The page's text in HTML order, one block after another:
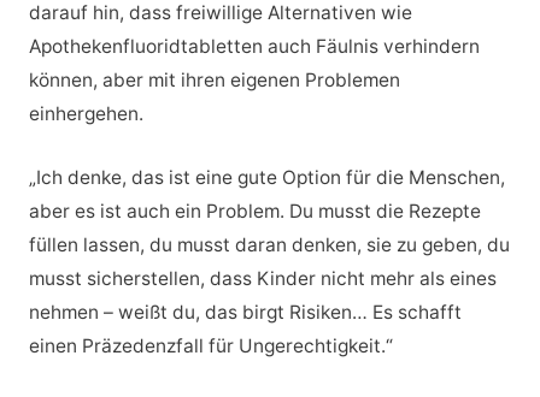
darauf hin, dass freiwillige Alternativen wie
Apothekenfluoridtabletten auch Fäulnis verhindern
können, aber mit ihren eigenen Problemen
einhergehen.
„Ich denke, das ist eine gute Option für die Menschen,
aber es ist auch ein Problem. Du musst die Rezepte
füllen lassen, du musst daran denken, sie zu geben, du
musst sicherstellen, dass Kinder nicht mehr als eines
nehmen – weißt du, das birgt Risiken… Es schafft
einen Präzedenzfall für Ungerechtigkeit.“